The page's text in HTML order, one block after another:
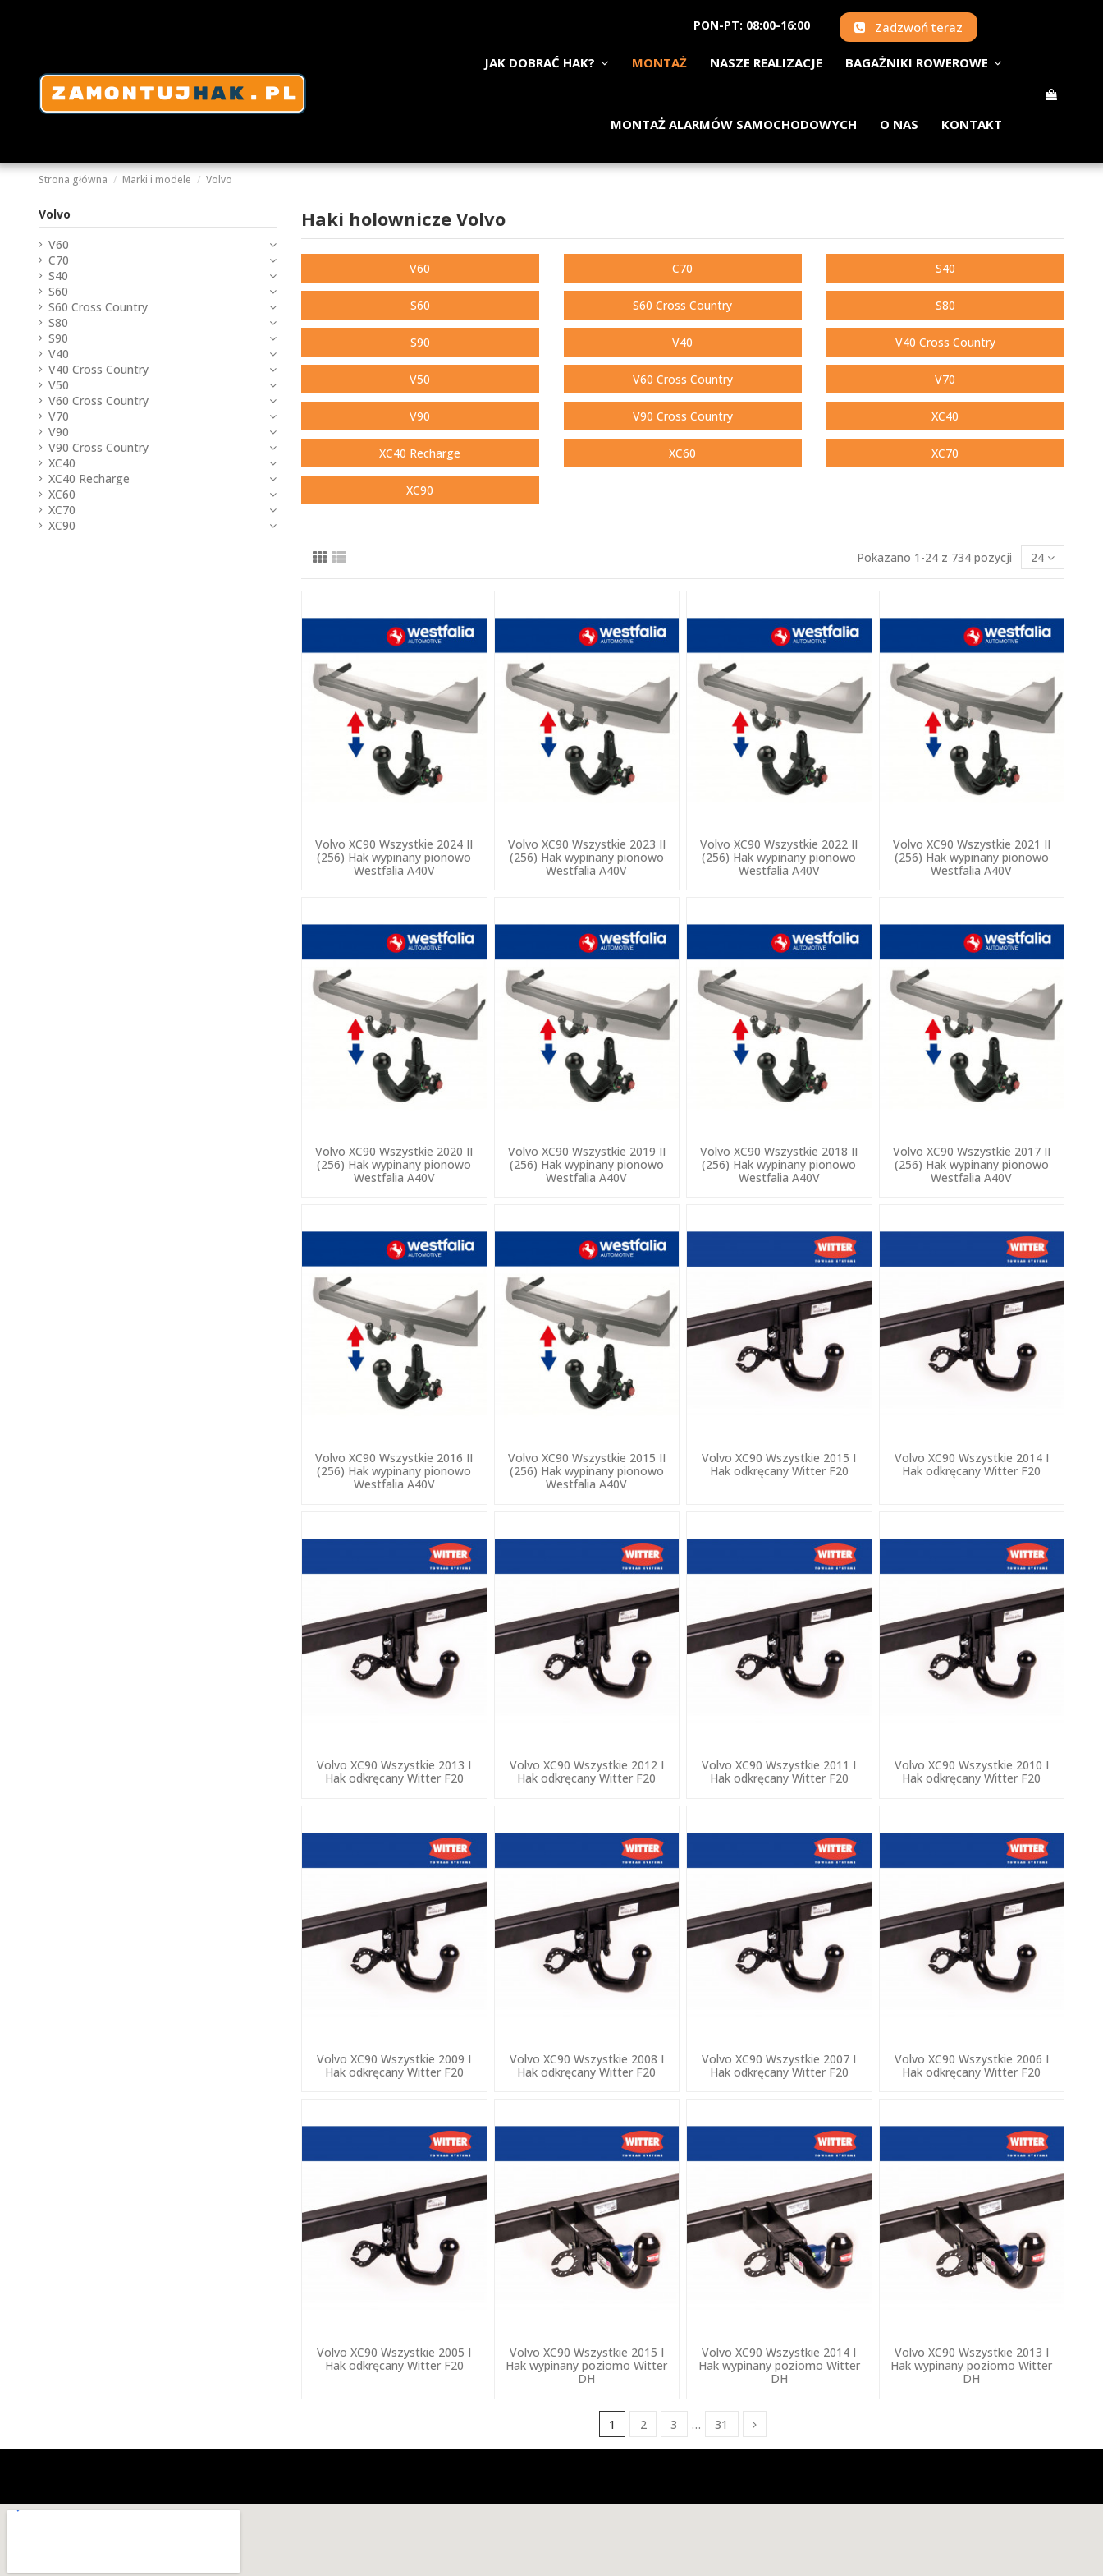
PON-PT: 08:00-16:00 Zadzwoń teraz
JAK DOBRAĆ HAK? MONTAŻ NASZE REALIZACJE BAGAŻNIKI ROWEROWE
MONTAŻ ALARMÓW SAMOCHODOWYCH O NAS KONTAKT
Strona główna Marki i modele Volvo
Haki holownicze Volvo
V60 C70 S40
S60 S60 Cross Country S80
S90 V40 V40 Cross Country
V50 V60 Cross Country V70
V90 V90 Cross Country XC40
XC40 Recharge XC60 XC70
XC90
Pokazano 1-24 z 734 pozycji 24
Volvo XC90 Wszystkie 2024 II
(256) Hak wypinany pionowo
Westfalia A40V
Volvo XC90 Wszystkie 2023 II
(256) Hak wypinany pionowo
Westfalia A40V
Volvo XC90 Wszystkie 2022 II
(256) Hak wypinany pionowo
Westfalia A40V
Volvo XC90 Wszystkie 2021 II
(256) Hak wypinany pionowo
Westfalia A40V
Volvo XC90 Wszystkie 2020 II
(256) Hak wypinany pionowo
Westfalia A40V
Volvo XC90 Wszystkie 2019 II
(256) Hak wypinany pionowo
Westfalia A40V
Volvo XC90 Wszystkie 2018 II
(256) Hak wypinany pionowo
Westfalia A40V
Volvo XC90 Wszystkie 2017 II
(256) Hak wypinany pionowo
Westfalia A40V
Volvo XC90 Wszystkie 2016 II
(256) Hak wypinany pionowo
Westfalia A40V
Volvo XC90 Wszystkie 2015 II
(256) Hak wypinany pionowo
Westfalia A40V
Volvo XC90 Wszystkie 2015 I
Hak odkręcany Witter F20
Volvo XC90 Wszystkie 2014 I
Hak odkręcany Witter F20
Volvo XC90 Wszystkie 2013 I
Hak odkręcany Witter F20
Volvo XC90 Wszystkie 2012 I
Hak odkręcany Witter F20
Volvo XC90 Wszystkie 2011 I
Hak odkręcany Witter F20
Volvo XC90 Wszystkie 2010 I
Hak odkręcany Witter F20
Volvo XC90 Wszystkie 2009 I
Hak odkręcany Witter F20
Volvo XC90 Wszystkie 2008 I
Hak odkręcany Witter F20
Volvo XC90 Wszystkie 2007 I
Hak odkręcany Witter F20
Volvo XC90 Wszystkie 2006 I
Hak odkręcany Witter F20
Volvo XC90 Wszystkie 2005 I
Hak odkręcany Witter F20
Volvo XC90 Wszystkie 2015 I
Hak wypinany poziomo Witter
DH
Volvo XC90 Wszystkie 2014 I
Hak wypinany poziomo Witter
DH
Volvo XC90 Wszystkie 2013 I
Hak wypinany poziomo Witter
DH
1 2 3 … 31
Volvo
V60
C70
S40
S60
S60 Cross Country
S80
S90
V40
V40 Cross Country
V50
V60 Cross Country
V70
V90
V90 Cross Country
XC40
XC40 Recharge
XC60
XC70
XC90